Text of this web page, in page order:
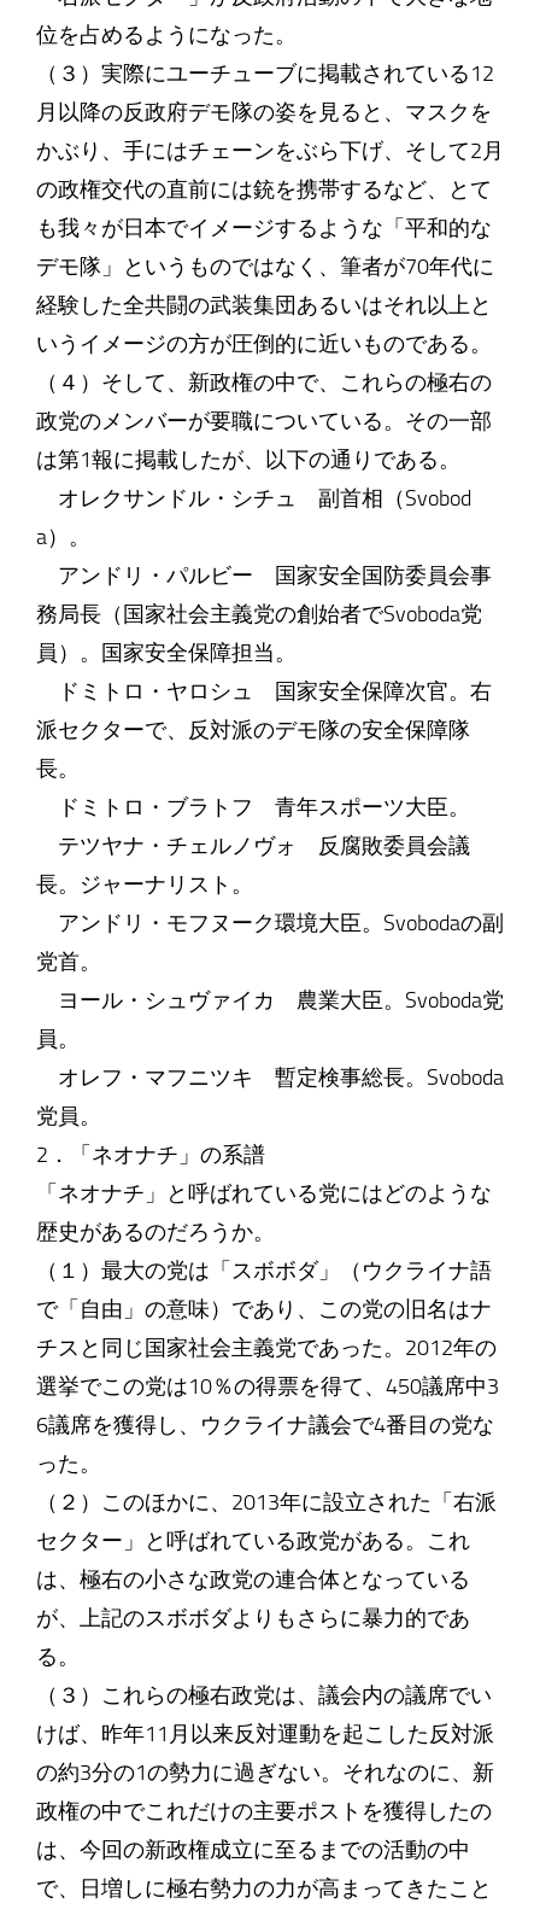
位を占めるようになった。
（３）実際にユーチューブに掲載されている12
月以降の反政府デモ隊の姿を見ると、マスクを
かぶり、手にはチェーンをぶら下げ、そして2月
の政権交代の直前には銃を携帯するなど、とて
も我々が日本でイメージするような「平和的な
デモ隊」というものではなく、筆者が70年代に
経験した全共闘の武装集団あるいはそれ以上と
いうイメージの方が圧倒的に近いものである。
（４）そして、新政権の中で、これらの極右の
政党のメンバーが要職についている。その一部
は第1報に掲載したが、以下の通りである。
オレクサンドル・シチュ 副首相（Svobod
a）。
アンドリ・パルビー 国家安全国防委員会事
務局長（国家社会主義党の創始者でSvoboda党
員）。国家安全保障担当。
ドミトロ・ヤロシュ 国家安全保障次官。右
派セクターで、反対派のデモ隊の安全保障隊
長。
ドミトロ・ブラトフ 青年スポーツ大臣。
テツヤナ・チェルノヴォ 反腐敗委員会議
長。ジャーナリスト。
アンドリ・モフヌーク環境大臣。Svobodaの副
党首。
ヨール・シュヴァイカ 農業大臣。Svoboda党
員。
オレフ・マフニツキ 暫定検事総長。Svoboda
党員。
2．「ネオナチ」の系譜
「ネオナチ」と呼ばれている党にはどのような
歴史があるのだろうか。
（１）最大の党は「スボボダ」（ウクライナ語
で「自由」の意味）であり、この党の旧名はナ
チスと同じ国家社会主義党であった。2012年の
選挙でこの党は10％の得票を得て、450議席中3
6議席を獲得し、ウクライナ議会で4番目の党な
った。
（２）このほかに、2013年に設立された「右派
セクター」と呼ばれている政党がある。これ
は、極右の小さな政党の連合体となっている
が、上記のスボボダよりもさらに暴力的であ
る。
（３）これらの極右政党は、議会内の議席でい
けば、昨年11月以来反対運動を起こした反対派
の約3分の1の勢力に過ぎない。それなのに、新
政権の中でこれだけの主要ポストを獲得したの
は、今回の新政権成立に至るまでの活動の中
で、日増しに極右勢力の力が高まってきたこと